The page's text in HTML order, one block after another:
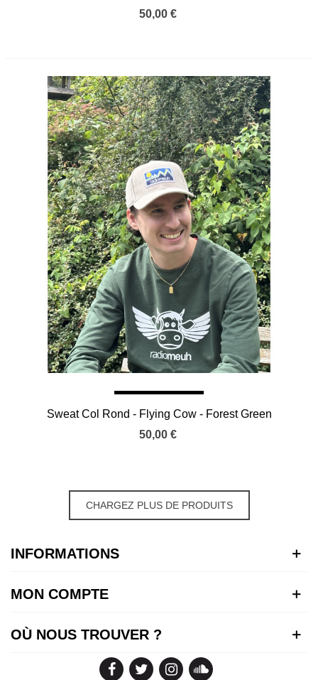
50,00 €
Sweat Col Rond - Flying Cow - Forest Green
50,00 €
CHARGEZ PLUS DE PRODUITS
INFORMATIONS
MON COMPTE
OÙ NOUS TROUVER ?